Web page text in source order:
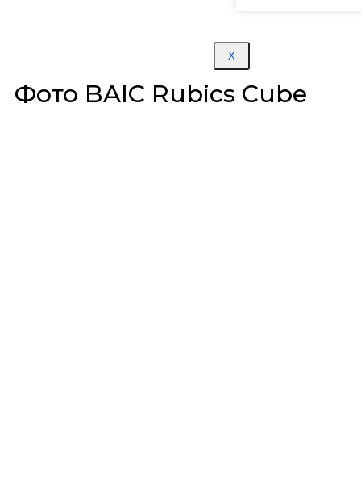
X
Фото BAIC Rubics Cube